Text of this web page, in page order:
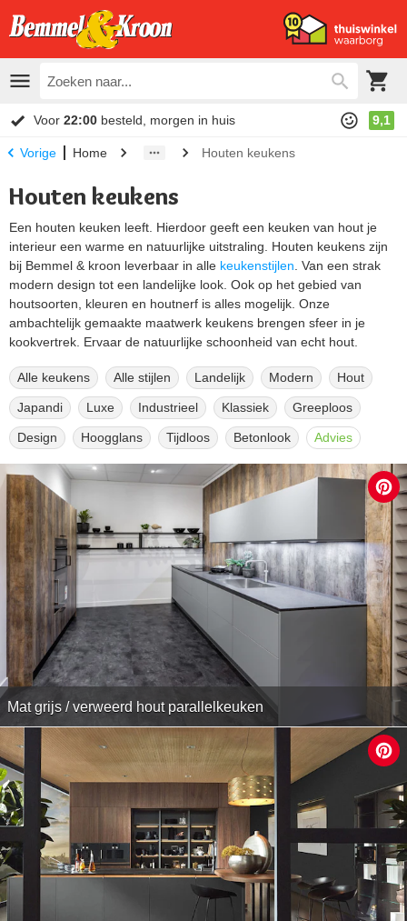
Voor 22:00 besteld, morgen in huis 9,1
Vorige Home Houten keukens
Houten keukens
Een houten keuken leeft. Hierdoor geeft een keuken van hout je
interieur een warme en natuurlijke uitstraling. Houten keukens zijn
bij Bemmel & kroon leverbaar in alle keukenstijlen . Van een strak
modern design tot een landelijke look. Ook op het gebied van
houtsoorten, kleuren en houtnerf is alles mogelijk. Onze
ambachtelijk gemaakte maatwerk keukens brengen sfeer in je
kookvertrek. Ervaar de natuurlijke schoonheid van echt hout.
Alle keukens Alle stijlen Landelijk Modern Hout
Japandi Luxe Industrieel Klassiek Greeploos
Design Hoogglans Tijdloos Betonlook Advies
Mat grijs / verweerd hout parallelkeuken